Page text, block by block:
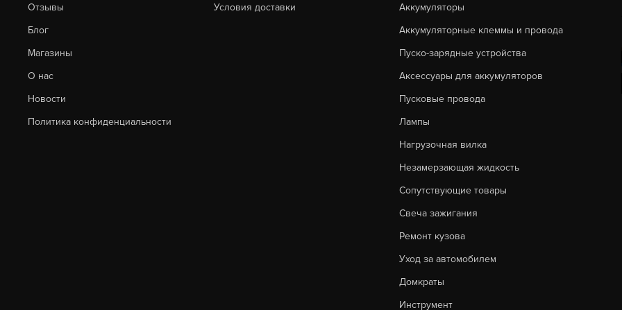
Отзывы
Блог
Магазины
О нас
Новости
Политика конфиденциальности
Условия доставки
Аккумуляторы
Аккумуляторные клеммы и провода
Пуско-зарядные устройства
Аксессуары для аккумуляторов
Пусковые провода
Лампы
Нагрузочная вилка
Незамерзающая жидкость
Сопутствующие товары
Свеча зажигания
Ремонт кузова
Уход за автомобилем
Домкраты
Инструмент